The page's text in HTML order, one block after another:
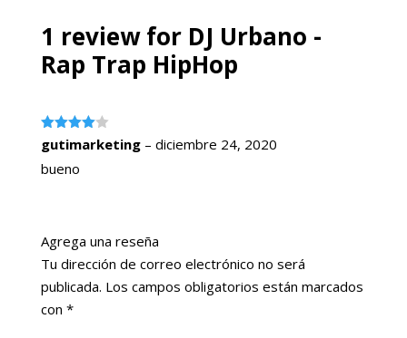
1 review for DJ Urbano -
Rap Trap HipHop
Valorado
con4de
5
gutimarketing – diciembre 24, 2020
bueno
Agrega una reseña
Tu dirección de correo electrónico no será
publicada. Los campos obligatorios están marcados
con *